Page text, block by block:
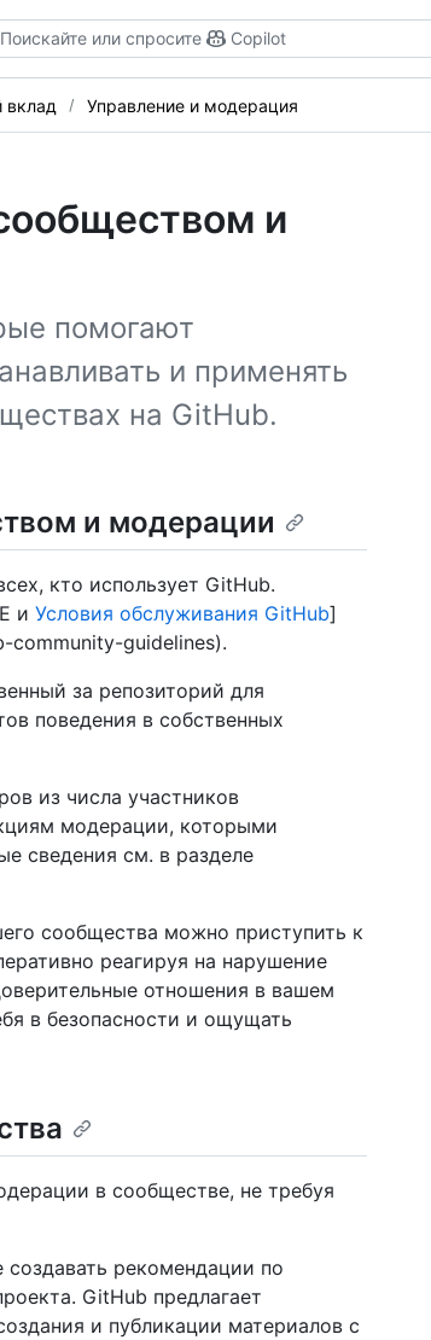
Поискайте или спросите Copilot
вклад Управление и модерация
и
помогают
и применять
на GitHub.
и модерации
кто использует GitHub.
и Условия обслуживания GitHub]
guidelines).
за репозиторий для
поведения в собственных
из числа участников
модерации, которыми
сведения см. в разделе
сообщества можно приступить к
реагируя на нарушение
отношения в вашем
в безопасности и ощущать
в сообществе, не требуя
рекомендации по
GitHub предлагает
и публикации материалов с